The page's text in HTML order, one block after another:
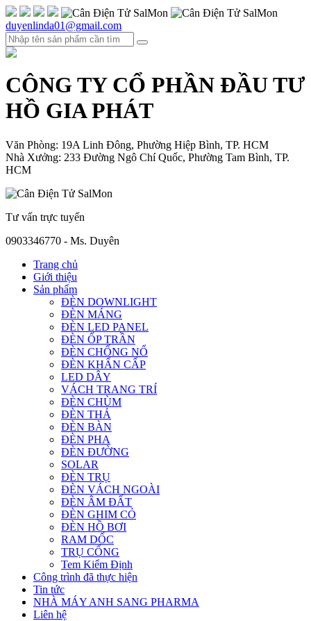
duyenlinda01@gmail.com
CÔNG TY CỔ PHẦN ĐẦU TƯ
HỒ GIA PHÁT
Văn Phòng: 19A Linh Đông, Phường Hiệp Bình, TP. HCM
Nhà Xưởng: 233 Đường Ngô Chí Quốc, Phường Tam Bình, TP.
HCM
Tư vấn trực tuyến
0903346770 - Ms. Duyên
Trang chủ
Giới thiệu
Sản phẩm
ĐÈN DOWNLIGHT
ĐÈN MÁNG
ĐÈN LED PANEL
ĐÈN ỐP TRẦN
ĐÈN CHỐNG NỔ
ĐÈN KHẨN CẤP
LED DÂY
VÁCH TRANG TRÍ
ĐÈN CHÙM
ĐÈN THẢ
ĐÈN BÀN
ĐÈN PHA
ĐÈN ĐƯỜNG
SOLAR
ĐÈN TRỤ
ĐÈN VÁCH NGOÀI
ĐÈN ÂM ĐẤT
ĐÈN GHIM CỎ
ĐÈN HỒ BƠI
RAM DỐC
TRỤ CỔNG
Tem Kiểm Định
Công trình đã thực hiện
Tin tức
NHÀ MÁY ANH SANG PHARMA
Liên hệ